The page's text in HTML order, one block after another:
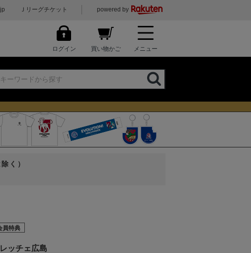
Ｊリーグチケット powered by
ログイン 買い物かご メニュー
く）
員特典
ッチェ広島